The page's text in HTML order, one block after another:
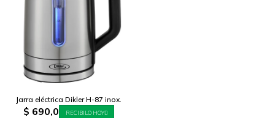
Jarra eléctrica Dikler H-87 inox.
$ 690,0 RECIBILO HOY